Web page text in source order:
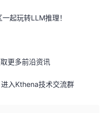
起玩转LLM推理！
更多前沿资讯
进入Kthena技术交流群